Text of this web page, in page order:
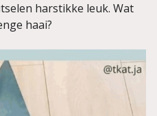
harstikke leuk. Wat
haai?